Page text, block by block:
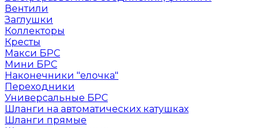
Вентили
Заглушки
Коллекторы
Кресты
Макси БРС
Мини БРС
Наконечники "елочка"
Переходники
Универсальные БРС
Шланги на автоматических катушках
Шланги прямые